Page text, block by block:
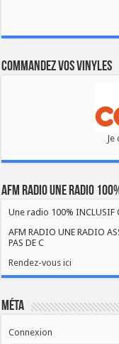
Commandez vos vinyles
Je
AFM RADIO UNE RADIO
Une radio 100% INCLUSIF
AFM RADIO UNE RADIO
PAS DE C
Rendez-vous ici
Méta
Connexion